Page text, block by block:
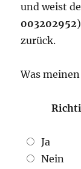
und weist
003202952
zurück.
Was
Ja
Nein